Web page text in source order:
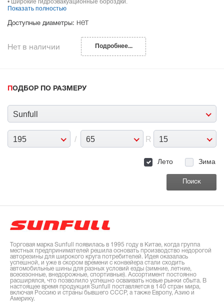
• Широкие гидроэвакуационные бороздки.
Показать полностью
Доступные диаметры: нет
Нет в наличии Подробнее...
ПОДБОР ПО РАЗМЕРУ
Sunfull
195 / 65 R 15
Лето Зима
Торговая марка Sunfull появилась в 1995 году в Китае, когда группа
местных предпринимателей решила основать производство недорогой
авторезины для широкого круга потребителей. Идея оказалась
успешной, и уже в скором времени с конвейера стали сходить
автомобильные шины для разных условий езды (зимние, летние,
всесезонные, внедорожные, спортивные). Ассортимент постоянно
расширялся, что позволило успешно осваивать новые рынки сбыта. В
настоящее время продукция Sunfull поставляется в 140 стран мира,
включая Россию и страны бывшего СССР, а также Европу, Азию и
Америку.